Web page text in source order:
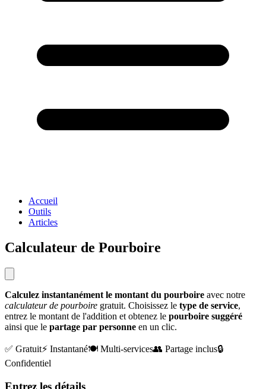
Accueil
Outils
Articles
Calculateur de Pourboire
Calculez instantanément le montant du pourboire avec notre
calculateur de pourboire gratuit. Choisissez le type de service,
entrez le montant de l'addition et obtenez le pourboire suggéré
ainsi que le partage par personne en un clic.
✅ Gratuit⚡ Instantané🍽️ Multi-services👥 Partage inclus🔒
Confidentiel
Entrez les détails